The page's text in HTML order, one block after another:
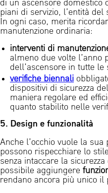
di un ascensore domestico
piani di servizio, l’entità
In ogni caso, merita
manutenzione ordinaria:
interventi di
almeno due volte l’anno
dell’ascensore in tutte le
verifiche biennali
dispositivi di sicurezza
maniera regolare ed
quanto stabilito nelle
5. Design e funzionalità
Anche l’occhio vuole la
possono rispecchiare lo
senza intaccare la
possibile aggiungere
rendano ancora più unico il